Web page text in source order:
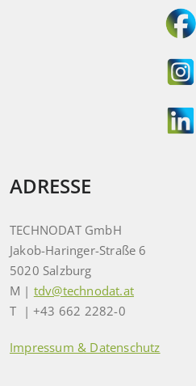
ADRESSE
TECHNODAT GmbH
Jakob-Haringer-Straße 6
5020 Salzburg
M | tdv@technodat.at
T | +43 662 2282-0
Impressum & Datenschutz